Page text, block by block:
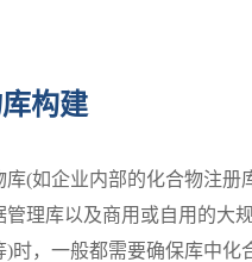
构建
库(如企业内部的化合物注册
管理库以及商用或自用的大
)时，一般都需要确保库中化